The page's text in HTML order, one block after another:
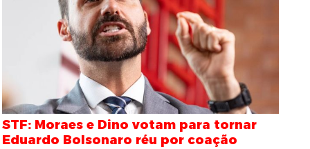
STF: Moraes e Dino votam para tornar
Eduardo Bolsonaro réu por coação